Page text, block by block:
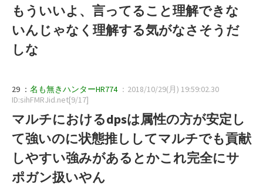
もういいよ、言ってること理解できな
いんじゃなく理解する気がなさそうだ
しな
29 ： 名も無きハンターHR774 ：2018/10/29(月) 19:59:02.30
ID:sihFMRJid.net[9/17]
マルチにおけるdpsは属性の方が安定し
て強いのに状態推ししてマルチでも貢献
しやすい強みがあるとかこれ完全にサ
ポガン扱いやん